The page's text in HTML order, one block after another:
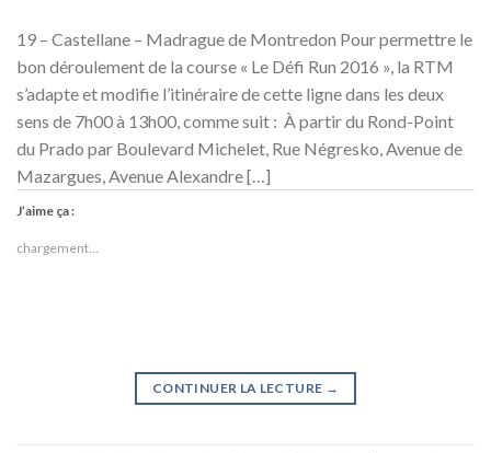
19 – Castellane – Madrague de Montredon Pour permettre le
bon déroulement de la course « Le Défi Run 2016 », la RTM
s’adapte et modifie l’itinéraire de cette ligne dans les deux
sens de 7h00 à 13h00, comme suit : À partir du Rond-Point
du Prado par Boulevard Michelet, Rue Négresko, Avenue de
Mazargues, Avenue Alexandre […]
J’aime ça :
chargement…
CONTINUER LA LECTURE →